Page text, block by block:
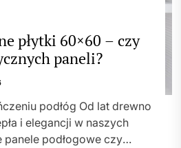
płytki 60×60 – czy
paneli?
podłóg Od lat drewno
i elegancji w naszych
podłogowe czy